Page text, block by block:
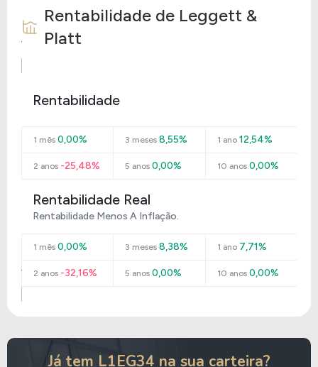
Rentabilidade de Leggett &
Platt
Rentabilidade
1 mês 0,00% 3 meses 8,55% 1 ano12,54%
2 anos -25,48% 5 anos 0,00% 10 anos0,00%
Rentabilidade Real
Rentabilidade Menos A Inflação.
1 mês 0,00% 3 meses 8,38% 1 ano7,71%
2 anos -32,16% 5 anos 0,00% 10 anos0,00%
Já tem L1EG34 na sua carteira?